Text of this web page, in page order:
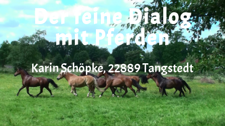
Der feine Dialog
mit Pferden
Karin Schöpke, 22889 Tangstedt